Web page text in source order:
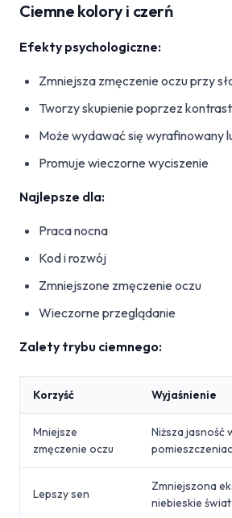
Ciemne kolory i czerń
Efekty psychologiczne:
Zmniejsza zmęczenie oczu przy
Tworzy skupienie poprzez kontrast
Może wydawać się wyrafinowany
Promuje wieczorne wyciszenie
Najlepsze dla:
Praca nocna
Kod i rozwój
Zmniejszone zmęczenie oczu
Wieczorne przeglądanie
Zalety trybu ciemnego:
Korzyść Wyjaśnienie
Mniejsze
zmęczenie oczu
Niższa jasność
Lepszy sen
Zmniejszona
niebieskie